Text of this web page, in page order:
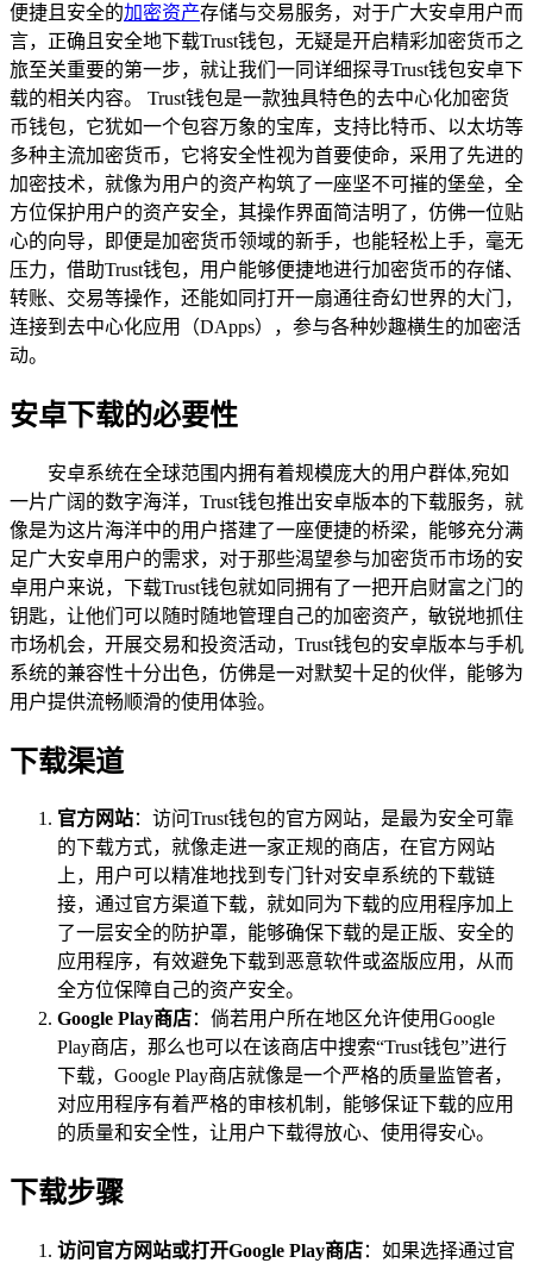
便捷且安全的加密资产存储与交易服务，对于广大安卓用户而
言，正确且安全地下载Trust钱包，无疑是开启精彩加密货币之
旅至关重要的第一步，就让我们一同详细探寻Trust钱包安卓下
载的相关内容。 Trust钱包是一款独具特色的去中心化加密货
币钱包，它犹如一个包容万象的宝库，支持比特币、以太坊等
多种主流加密货币，它将安全性视为首要使命，采用了先进的
加密技术，就像为用户的资产构筑了一座坚不可摧的堡垒，全
方位保护用户的资产安全，其操作界面简洁明了，仿佛一位贴
心的向导，即便是加密货币领域的新手，也能轻松上手，毫无
压力，借助Trust钱包，用户能够便捷地进行加密货币的存储、
转账、交易等操作，还能如同打开一扇通往奇幻世界的大门，
连接到去中心化应用（DApps），参与各种妙趣横生的加密活
动。
安卓下载的必要性
安卓系统在全球范围内拥有着规模庞大的用户群体,宛如
一片广阔的数字海洋，Trust钱包推出安卓版本的下载服务，就
像是为这片海洋中的用户搭建了一座便捷的桥梁，能够充分满
足广大安卓用户的需求，对于那些渴望参与加密货币市场的安
卓用户来说，下载Trust钱包就如同拥有了一把开启财富之门的
钥匙，让他们可以随时随地管理自己的加密资产，敏锐地抓住
市场机会，开展交易和投资活动，Trust钱包的安卓版本与手机
系统的兼容性十分出色，仿佛是一对默契十足的伙伴，能够为
用户提供流畅顺滑的使用体验。
下载渠道
官方网站：访问Trust钱包的官方网站，是最为安全可靠
的下载方式，就像走进一家正规的商店，在官方网站
上，用户可以精准地找到专门针对安卓系统的下载链
接，通过官方渠道下载，就如同为下载的应用程序加上
了一层安全的防护罩，能够确保下载的是正版、安全的
应用程序，有效避免下载到恶意软件或盗版应用，从而
全方位保障自己的资产安全。
Google Play商店：倘若用户所在地区允许使用Google
Play商店，那么也可以在该商店中搜索“Trust钱包”进行
下载，Google Play商店就像是一个严格的质量监管者，
对应用程序有着严格的审核机制，能够保证下载的应用
的质量和安全性，让用户下载得放心、使用得安心。
下载步骤
访问官方网站或打开Google Play商店：如果选择通过官